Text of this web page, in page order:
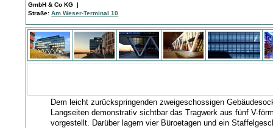
GmbH & Co KG |
Straße:Am Weser-Terminal 10
Dem leicht zurückspringenden zweigeschossigen
Langseiten demonstrativ sichtbar das Tragwerk aus fünf V-
vorgestellt. Darüber lagern vier Büroetagen und ein